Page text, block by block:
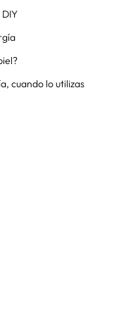
cuando lo utilizas